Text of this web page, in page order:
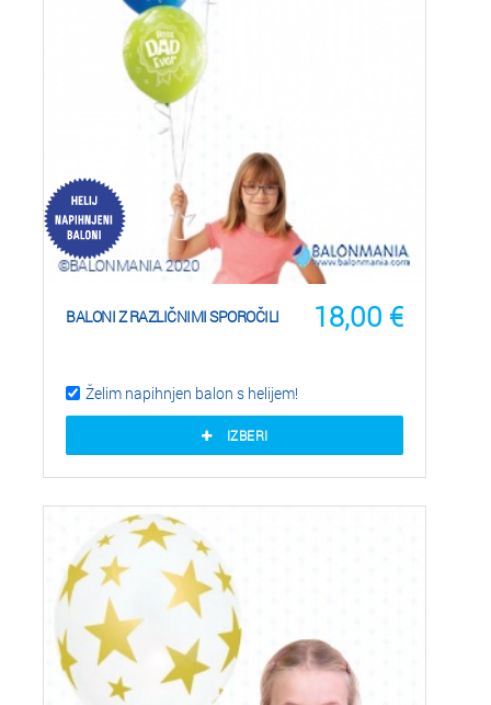
18,00 €
BALONI Z RAZLIČNIMI SPOROČILI
Želim napihnjen balon s helijem!
IZBERI